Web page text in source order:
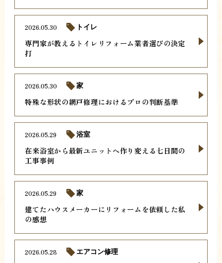
専門家が教えるトイレリフォーム業者選びの決定
打
2026.05.30 トイレ
特殊な形状の網戸修理におけるプロの判断基準
2026.05.30 家
在来浴室から最新ユニットへ作り変える七日間の
工事事例
2026.05.29 浴室
建てたハウスメーカーにリフォームを依頼した私
の感想
2026.05.29 家
2026.05.28 エアコン修理